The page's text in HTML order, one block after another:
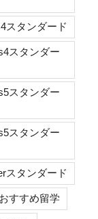
スタンダード
スタンダー
スタンダー
スタンダー
スタンダード
おすすめ留学